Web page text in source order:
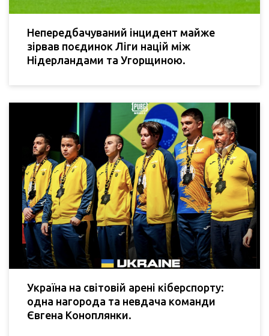
Непередбачуваний інцидент майже
зірвав поєдинок Ліги націй між
Нідерландами та Угорщиною.
Україна на світовій арені кіберспорту:
одна нагорода та невдача команди
Євгена Коноплянки.